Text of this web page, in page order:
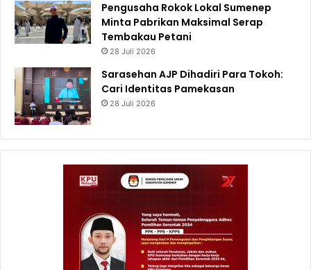
Pengusaha Rokok Lokal Sumenep
Minta Pabrikan Maksimal Serap
Tembakau Petani
28 Juli 2026
Sarasehan AJP Dihadiri Para Tokoh:
Cari Identitas Pamekasan
28 Juli 2026